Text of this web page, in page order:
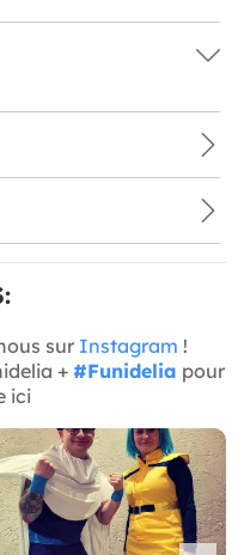
sur Instagram !
+ #Funidelia pour
ici